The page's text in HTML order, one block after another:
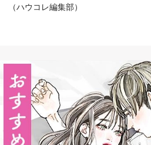
（ハウコレ編集部）